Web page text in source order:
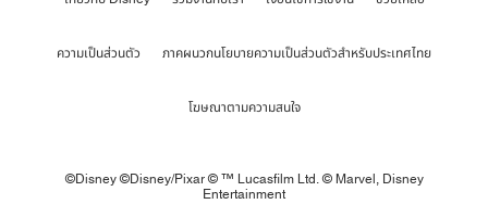
ความเป็นส่วนตัว ภาคผนวกนโยบายความเป็นส่วนตัวสำหรับประเทศไทย
โฆษณาตามความสนใจ
©Disney ©Disney/Pixar © ™ Lucasfilm Ltd. © Marvel, Disney
Entertainment